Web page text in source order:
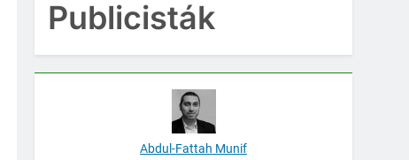
Publicisták
Abdul-Fattah Munif